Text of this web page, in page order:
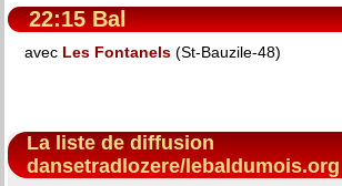
22:15 Bal
avec Les Fontanels (St-Bauzile-48)
La liste de diffusion
dansetradlozere/lebaldumois.org